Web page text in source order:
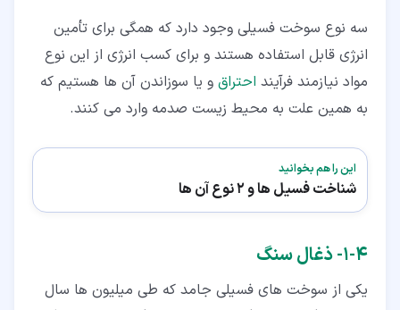
سه نوع سوخت فسیلی وجود دارد که همگی برای تأمین
انرژی قابل استفاده هستند و برای کسب انرژی از این نوع
مواد نیازمند فرآیند احتراق و یا سوزاندن آن ها هستیم که
به همین علت به محیط زیست صدمه وارد می کنند.
این را هم بخوانید
شناخت فسیل ها و 2 نوع آن ها
۴‏-‏۱‏- ذغال سنگ
یکی از سوخت های فسیلی جامد که طی میلیون ها سال